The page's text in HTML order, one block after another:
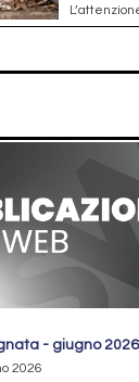
- giugno 2026
2026